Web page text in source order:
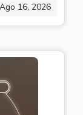
16, 2026